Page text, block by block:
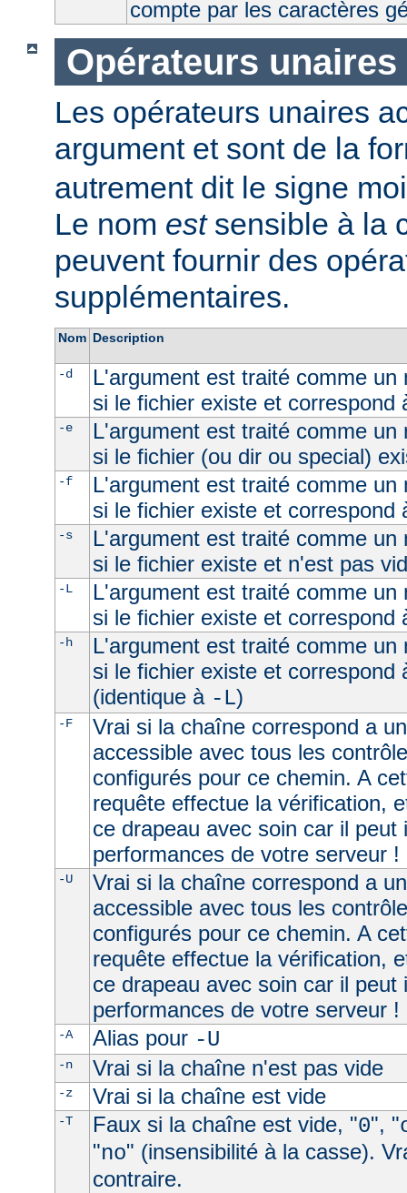
compte par les caractères
Opérateurs unaires
Les opérateurs unaires
argument et sont de la
autrement dit le signe
Le nom estsensible à la
peuvent fournir des
supplémentaires.
Nom Description
-d
L'argument est traité comme un
si le fichier existe et correspond
-e
L'argument est traité comme un
si le fichier (ou dir ou special)
-f
L'argument est traité comme un
si le fichier existe et correspond
-s
L'argument est traité comme un
si le fichier existe et n'est pas
-L
L'argument est traité comme un
si le fichier existe et correspond
-h
L'argument est traité comme un
si le fichier existe et correspond
(identique à -L)
-F
Vrai si la chaîne correspond a
accessible avec tous les
configurés pour ce chemin. A
requête effectue la vérification,
ce drapeau avec soin car il peut
performances de votre serveur !
-U
Vrai si la chaîne correspond a
accessible avec tous les
configurés pour ce chemin. A
requête effectue la vérification,
ce drapeau avec soin car il peut
performances de votre serveur !
-A Alias pour -U
-n Vrai si la chaîne n'est pas vide
-z Vrai si la chaîne est vide
-T Faux si la chaîne est vide, "0", "
"no" (insensibilité à la casse).
contraire.